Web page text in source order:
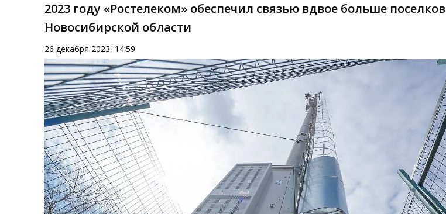
2023 году «Ростелеком» обеспечил связью вдвое больше поселков
Новосибирской области
26 декабря 2023, 14:59